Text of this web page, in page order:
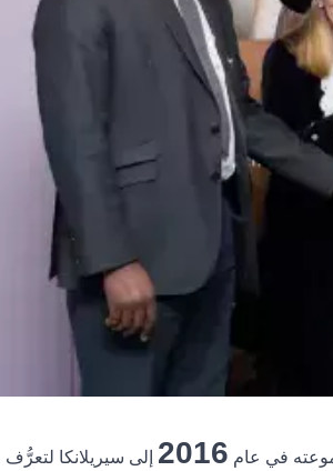
في عام 2016 إلى سيريلانكا لتعرُّف